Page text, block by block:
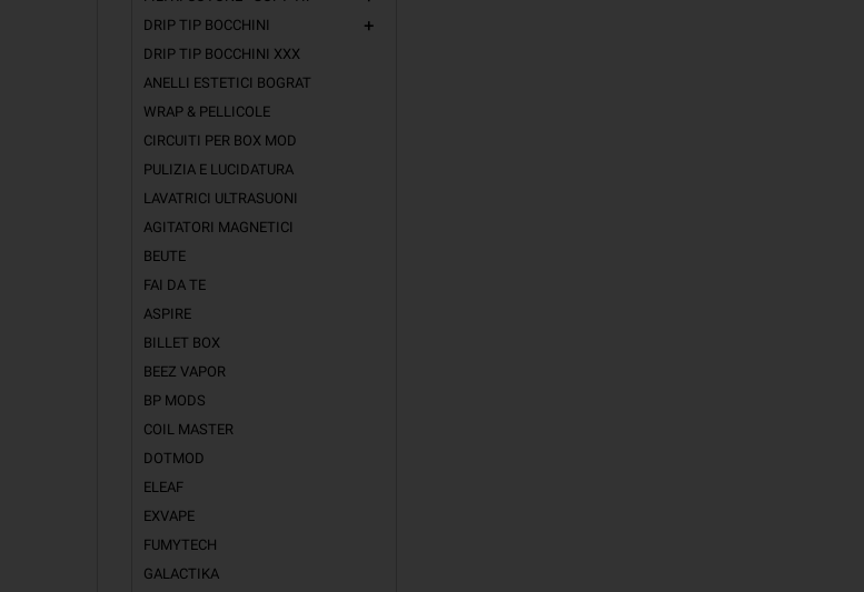
DRIP TIP BOCCHINI add
DRIP TIP BOCCHINI XXX
ANELLI ESTETICI BOGRAT
WRAP & PELLICOLE
CIRCUITI PER BOX MOD
PULIZIA E LUCIDATURA
LAVATRICI ULTRASUONI
AGITATORI MAGNETICI
BEUTE
FAI DA TE
ASPIRE
BILLET BOX
BEEZ VAPOR
BP MODS
COIL MASTER
DOTMOD
ELEAF
EXVAPE
FUMYTECH
GALACTIKA